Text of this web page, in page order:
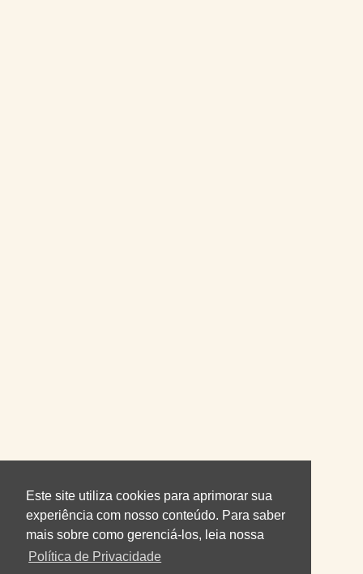
Este site utiliza cookies para aprimorar sua
experiência com nosso conteúdo. Para saber
mais sobre como gerenciá-los, leia nossa
Política de Privacidade